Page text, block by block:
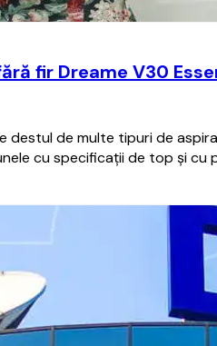
fir Dreame V30
destul de multe tipuri de
cu specificații de top și